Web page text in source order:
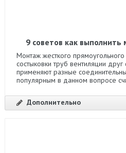
9 советов как
Монтаж жесткого
состыковки труб вентиляции
применяют разные
популярным в данном вопросе
Дополнительно